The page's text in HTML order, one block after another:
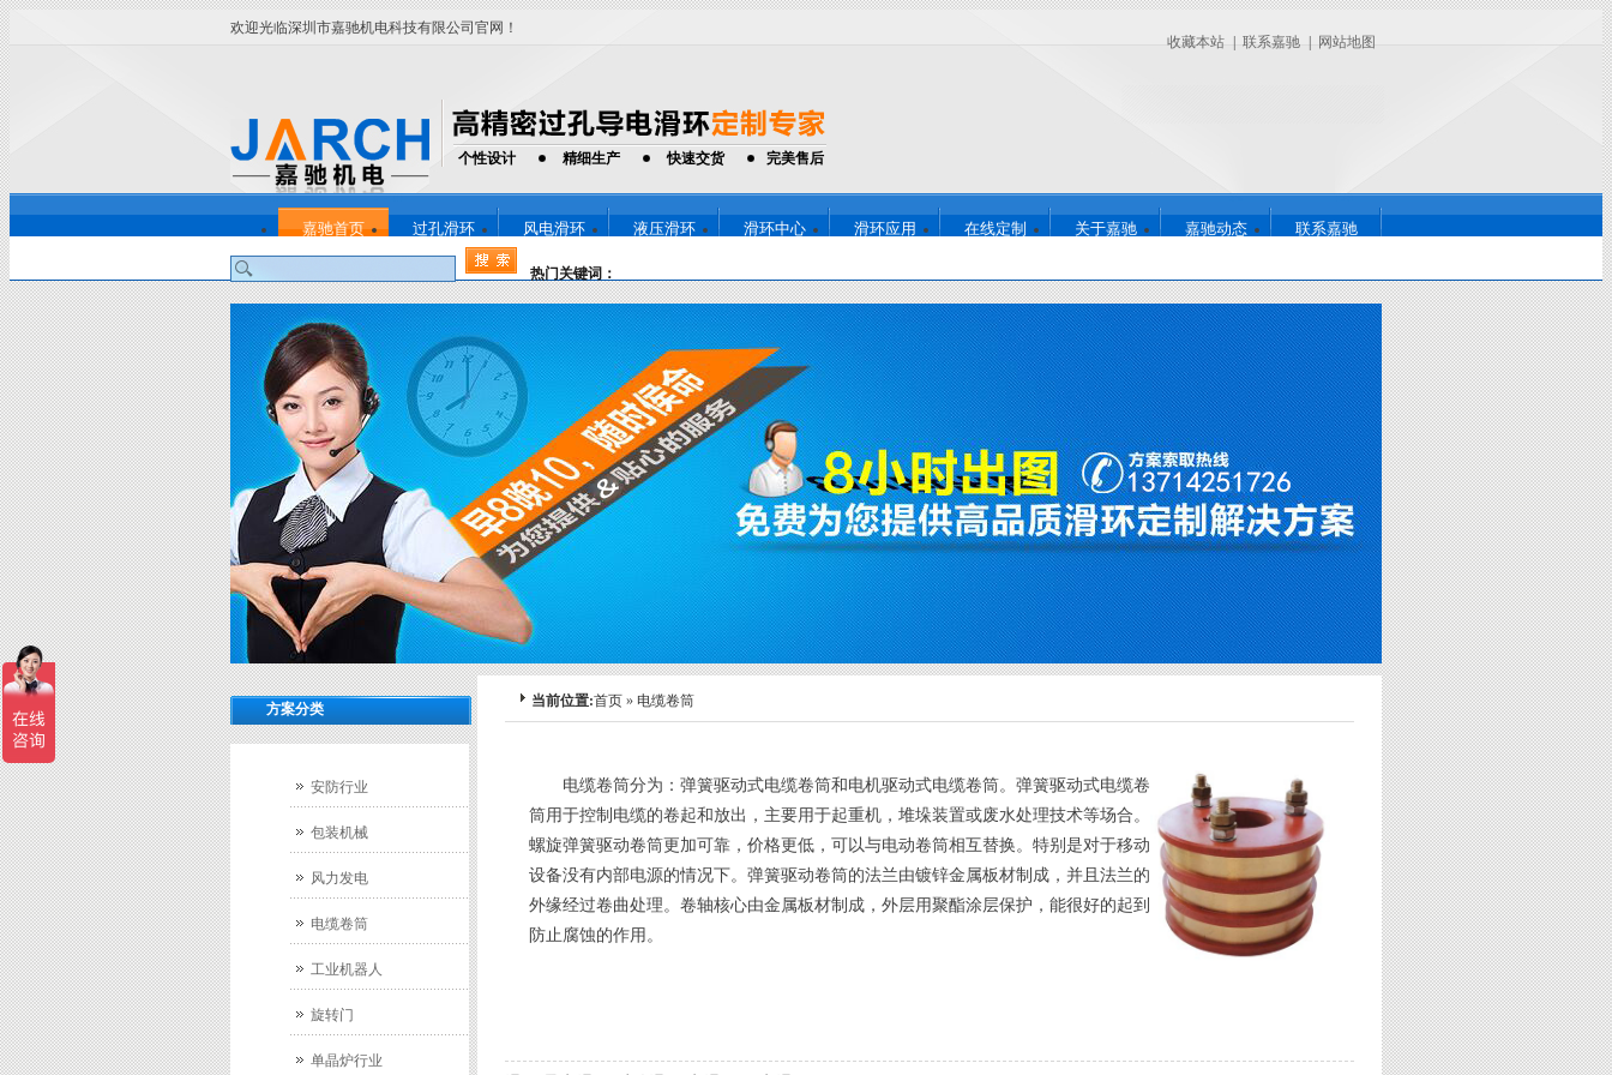
欢迎光临深圳市嘉驰机电科技有限公司官网！
收藏本站
联系嘉驰 网站地图
个性设计 精细生产 快速交货 完美售后
13714251726
嘉驰首页 过孔滑环 风电滑环 液压滑环 滑环中心 滑环应用 在线定制 关于嘉驰 嘉驰动态 联系嘉驰
热门关键词：
方案分类
安防行业
包装机械
风力发电
电缆卷筒
工业机器人
旋转门
单晶炉行业
当前位置:首页 » 电缆卷筒
电缆卷筒分为：弹簧驱动式电缆卷筒和电机驱动式电缆卷筒。弹簧驱动式电缆卷
筒用于控制电缆的卷起和放出，主要用于起重机，堆垛装置或废水处理技术等场合。
螺旋弹簧驱动卷筒更加可靠，价格更低，可以与电动卷筒相互替换。特别是对于移动
设备没有内部电源的情况下。弹簧驱动卷筒的法兰由镀锌金属板材制成，并且法兰的
外缘经过卷曲处理。卷轴核心由金属板材制成，外层用聚酯涂层保护，能很好的起到
防止腐蚀的作用。